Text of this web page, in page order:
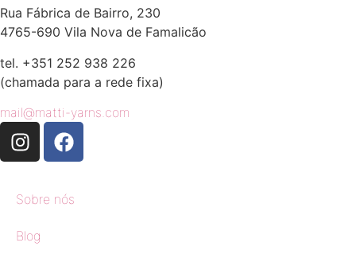
Rua Fábrica de Bairro, 230
4765-690 Vila Nova de Famalicão
tel. +351 252 938 226
(chamada para a rede fixa)
mail@matti-yarns.com
Sobre nós
Blog